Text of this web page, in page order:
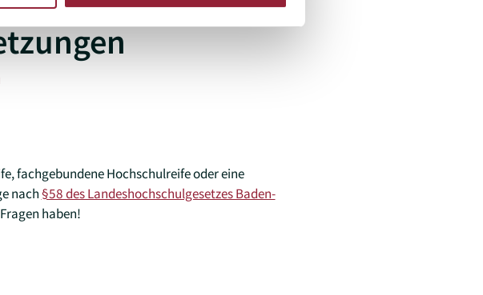
fachgebundene Hochschulreife oder eine
nach§58 des Landeshochschulgesetzes Baden-
haben!